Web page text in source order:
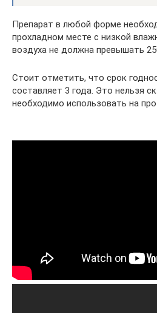
Препарат в любой форме
прохладном месте с низкой
воздуха не должна превышать
Стоит отметить, что срок
составляет 3 года. Это нельзя
необходимо использовать на